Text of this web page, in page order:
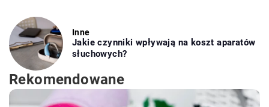
Inne
Jakie czynniki wpływają na koszt aparatów
słuchowych?
Rekomendowane